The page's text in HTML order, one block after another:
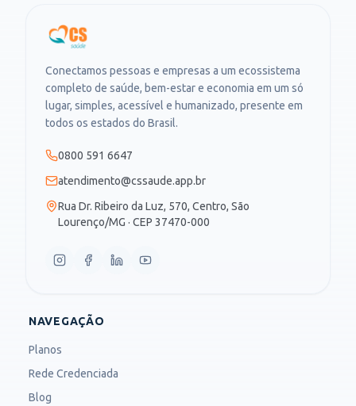
Conectamos pessoas e empresas a um ecossistema
completo de saúde, bem-estar e economia em um só
lugar, simples, acessível e humanizado, presente em
todos os estados do Brasil.
0800 591 6647
atendimento@cssaude.app.br
Rua Dr. Ribeiro da Luz, 570, Centro, São
Lourenço/MG · CEP 37470-000
NAVEGAÇÃO
Planos
Rede Credenciada
Blog